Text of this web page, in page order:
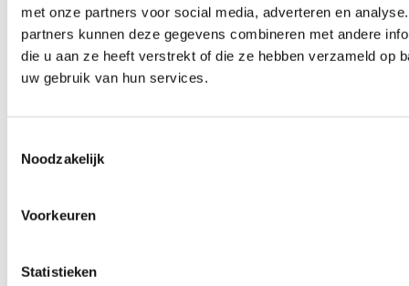
met onze partners voor social media, adverteren en
partners kunnen deze gegevens combineren met andere
die u aan ze heeft verstrekt of die ze hebben verzameld op
uw gebruik van hun services.
Noodzakelijk
Voorkeuren
Statistieken
Yamaha MGX16V W